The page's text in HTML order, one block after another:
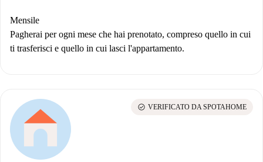
Mensile
Pagherai per ogni mese che hai prenotato, compreso quello in cui
ti trasferisci e quello in cui lasci l'appartamento.
check_circle VERIFICATO DA SPOTAHOME